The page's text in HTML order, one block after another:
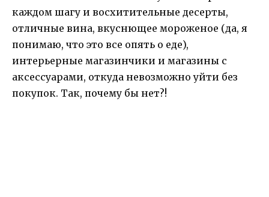
каждом шагу и восхитительные десерты,
отличные вина, вкуснющее мороженое (да, я
понимаю, что это все опять о еде),
интерьерные магазинчики и магазины с
аксессуарами, откуда невозможно уйти без
покупок. Так, почему бы нет?!